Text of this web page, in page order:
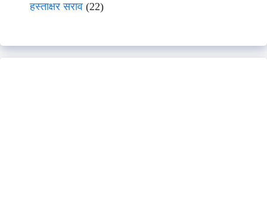
हस्ताक्षर सराव (22)